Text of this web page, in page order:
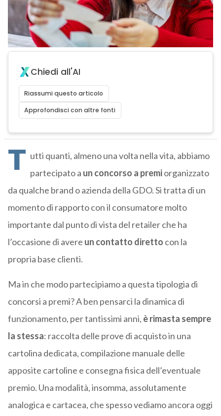
Chiedi all'AI
Riassumi questo articolo
Approfondisci con altre fonti
T utti quanti, almeno una volta nella vita, abbiamo
partecipato a un concorso a premiorganizzato
da qualche brand o azienda della GDO. Si tratta di un
momento di rapporto con il consumatore molto
importante dal punto di vista del retailer che ha
l’occasione di avere un contatto diretto con la
propria base clienti.
Ma in che modo partecipiamo a questa tipologia di
concorsi a premi? A ben pensarci la dinamica di
funzionamento, per tantissimi anni, è rimasta sempre
la stessa: raccolta delle prove di acquisto in una
cartolina dedicata, compilazione manuale delle
apposite cartoline e consegna fisica dell’eventuale
premio. Una modalità, insomma, assolutamente
analogica e cartacea, che spesso vediamo ancora oggi